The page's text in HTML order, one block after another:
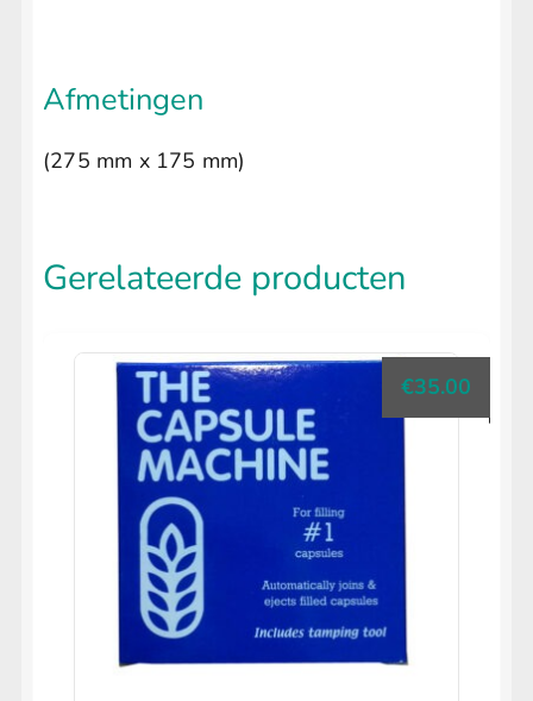
Afmetingen
(275 mm x 175 mm)
Gerelateerde producten
€35.00